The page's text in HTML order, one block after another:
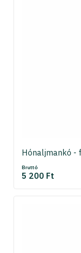
Hónaljmankó -
Bruttó
5 200 Ft